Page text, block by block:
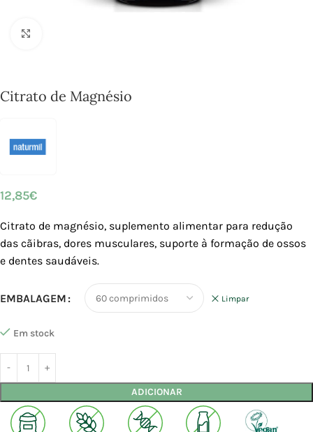
Citrato de Magnésio
12,85€
Citrato de magnésio, suplemento alimentar para redução
das cãibras, dores musculares, suporte à formação de ossos
e dentes saudáveis.
EMBALAGEM Limpar
Em stock
ADICIONAR